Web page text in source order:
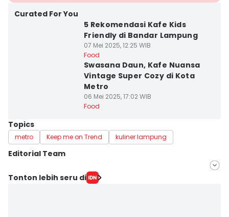
Curated For You
5 Rekomendasi Kafe Kids
Friendly di Bandar Lampung
07 Mei 2025, 12:25 WIB
Food
Swasana Daun, Kafe Nuansa
Vintage Super Cozy di Kota
Metro
06 Mei 2025, 17:02 WIB
Food
Topics
metro Keep me on Trend kuliner lampung
Editorial Team
Editor
Tonton lebih seru di